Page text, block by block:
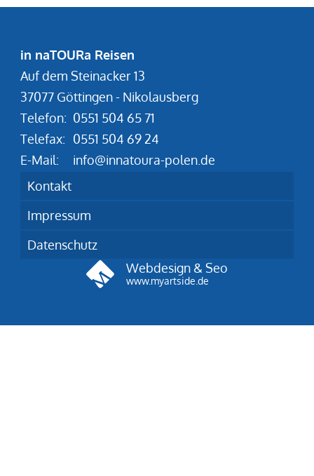
in naTOURa Reisen
Auf dem Steinacker 13
37077 Göttingen - Nikolausberg
Telefon: 0551 504 65 71
Telefax: 0551 504 69 24
E-Mail:
info@innatoura-polen.de
Kontakt
Impressum
Datenschutz
Webdesign & Seo
www.myartside.de